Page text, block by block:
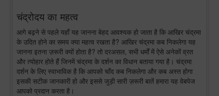
चंद्रोदय का महत्व
आगे बढ़ने से पहले यहाँ यह जानना बेहद आवश्यक हो जाता है कि आखिर चंद्रमा
के उदित होने का समय क्या महत्व रखता है? आखिर चंद्रमा कब निकलेगा यह
जानना इतना ज़रूरी क्यों होता है? तो दरअसल, सभी धर्मों में ऐसे अनेकों व्रत
और त्योहार होते हैं जिनमें चंद्रमा के दर्शन का विधान बताया गया है। चंद्रमा
दर्शन के लिए स्वाभाविक है कि आपको चाँद कब निकलेगा और कब अस्त होगा
इसकी सटीक जानकारी हो और इससे जुड़ी सारी ज़रूरी बातें हमारा यह वेबपेज
आपको प्रदान करता है।